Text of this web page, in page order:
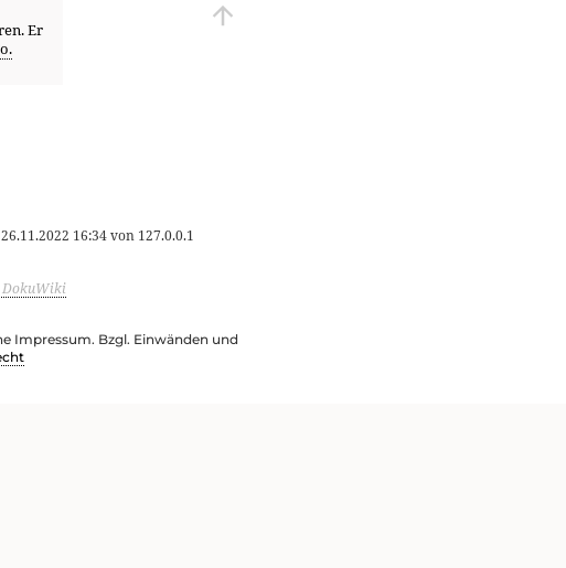
Er
26.11.2022 16:34von 127.0.0.1
Impressum. Bzgl. Einwänden und